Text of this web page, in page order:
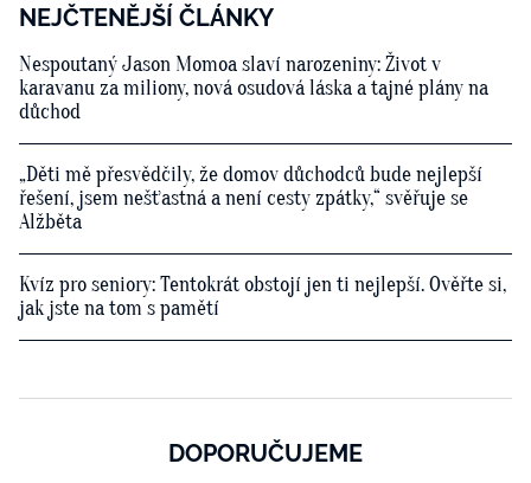
NEJČTENĚJŠÍ ČLÁNKY
Nespoutaný Jason Momoa slaví narozeniny: Život v
karavanu za miliony, nová osudová láska a tajné plány na
důchod
„Děti mě přesvědčily, že domov důchodců bude nejlepší
řešení, jsem nešťastná a není cesty zpátky,“ svěřuje se
Alžběta
Kvíz pro seniory: Tentokrát obstojí jen ti nejlepší. Ověřte si,
jak jste na tom s pamětí
DOPORUČUJEME